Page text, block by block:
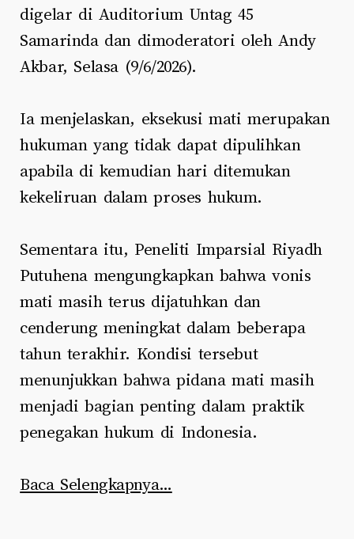
digelar di Auditorium Untag 45
Samarinda dan dimoderatori oleh Andy
Akbar, Selasa (9/6/2026).
Ia menjelaskan, eksekusi mati merupakan
hukuman yang tidak dapat dipulihkan
apabila di kemudian hari ditemukan
kekeliruan dalam proses hukum.
Sementara itu, Peneliti Imparsial Riyadh
Putuhena mengungkapkan bahwa vonis
mati masih terus dijatuhkan dan
cenderung meningkat dalam beberapa
tahun terakhir. Kondisi tersebut
menunjukkan bahwa pidana mati masih
menjadi bagian penting dalam praktik
penegakan hukum di Indonesia.
Baca Selengkapnya…